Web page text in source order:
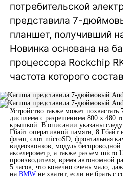
потребительской
представила 7-
планшет, получивший
Новинка основана на
процессора Rockchip
частота которого
Устройство также может
дисплеем с разрешением 800 х 480
крышкой. В описании указаны
Гбайт оперативной памяти, 8 Гбайт
флэш, слот microSD, фронтальная
видеозвонков, модуль
акселерометр, а также разъем
производителя, время автономной
5 часов, что конечно очень мало,
на BMW не хватит, если не брать с